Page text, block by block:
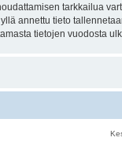
tarkkailua
annettu tieto
tietojen vuodosta